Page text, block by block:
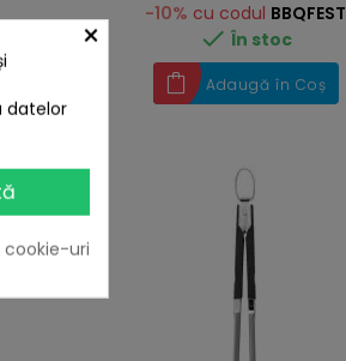
-10% cu codul BBQFEST
 În stoc
Adaugă în Coș
×
datelor
uri